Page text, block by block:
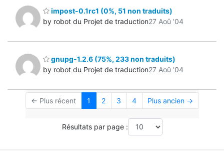
impost-0.1rc1 (0%, 51 non traduits)
by robot du Projet de traduction27 Aoû '04
gnupg-1.2.6 (75%, 233 non traduits)
by robot du Projet de traduction27 Aoû '04
← Plus récent 1 2 3 4 Plus ancien →
Résultats par page :